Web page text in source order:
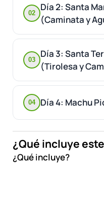
02
Día 2: Santa
(Caminata y
03
Día 3: Santa
(Tirolesa y
04 Día 4: Machu
¿Qué incluye
¿Qué incluye?